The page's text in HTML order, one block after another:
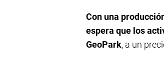
Con una
espera que los
GeoPark, a un